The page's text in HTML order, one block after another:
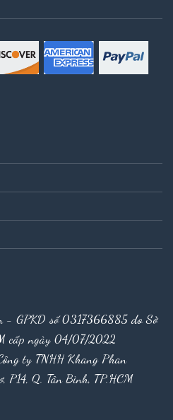
- GPKD số 0317366885 do Sở
cấp ngày 04/07/2022
ty TNHH Khang Phan
P14, Q. Tân Bình, TP.HCM